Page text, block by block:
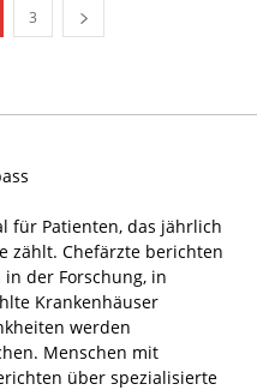
3
für Patienten, das jährlich
zählt. Chefärzte berichten
der Forschung, in
Krankenhäuser
werden
Menschen mit
über spezialisierte